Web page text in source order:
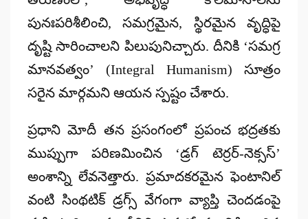
పునఃపరిశీలించి,సమగ్రమైన, స్థిరమైన వృద్ధిపై
దృష్టి సారించాలని పిలుపునిచ్చారు. దీనికి ‘సమగ్ర
మానవత్వం’ (Integral Humanism) సూత్రం
సరైన మార్గమని ఆయన స్పష్టం చేశారు.
ప్రధాని మోదీ తన ప్రసంగంలో ప్రపంచ భద్రతకు
ముప్పుగా పరిణమించిన ‘డ్రగ్ టెర్రర్-నెక్సస్‌’
అంశాన్ని లేవనెత్తారు. ప్రమాదకరమైనఫెంటానిల్
వంటి సింథటిక్ డ్రగ్స్ వేగంగా వ్యాప్తి చెందడంపై